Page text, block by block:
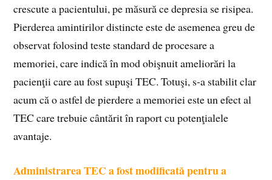
crescute a pacientului, pe măsură ce depresia se risipea.
Pierderea amintirilor distincte este de asemenea greu de
observat folosind teste standard de procesare a
memoriei, care indică în mod obişnuit ameliorări la
pacienţii care au fost supuşi TEC. Totuşi, s-a stabilit clar
acum că o astfel de pierdere a memoriei este un efect al
TEC care trebuie cântărit în raport cu potenţialele
avantaje.
Administrarea TEC a fost modificată pentru a